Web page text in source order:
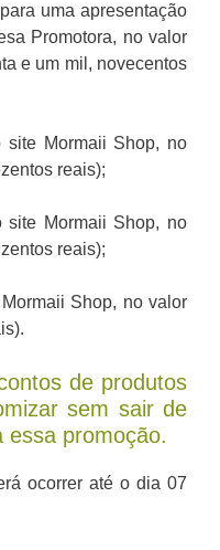
uma apresentação
Promotora, no valor
e um mil, novecentos
site Mormaii Shop, no
reais);
site Mormaii Shop, no
reais);
Shop, no valor
de produtos
sem sair de
essa promoção.
ocorrer até o dia 07